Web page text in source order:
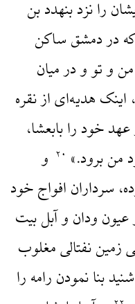
را نزد بنهدد بن
که در دمشق ساکن
و تو و در میان
هدیه‌ای از نقره
خود را بابعشا،
من برود.» ۲۰ و
سرداران افواج خود
ودان و آبل بیت
زمین نفتالی مغلوب
بنا نمودن رامه را